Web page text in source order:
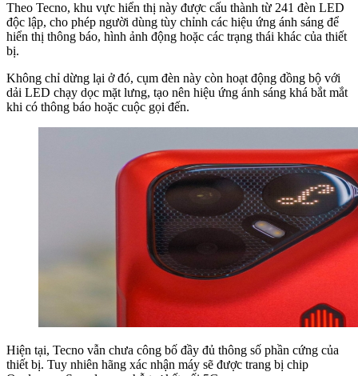
Theo Tecno, khu vực hiển thị này được cấu thành từ 241 đèn LED
độc lập, cho phép người dùng tùy chỉnh các hiệu ứng ánh sáng để
hiển thị thông báo, hình ảnh động hoặc các trạng thái khác của thiết
bị.
Không chỉ dừng lại ở đó, cụm đèn này còn hoạt động đồng bộ với
dải LED chạy dọc mặt lưng, tạo nên hiệu ứng ánh sáng khá bắt mắt
khi có thông báo hoặc cuộc gọi đến.
Hiện tại, Tecno vẫn chưa công bố đầy đủ thông số phần cứng của
thiết bị. Tuy nhiên hãng xác nhận máy sẽ được trang bị chip